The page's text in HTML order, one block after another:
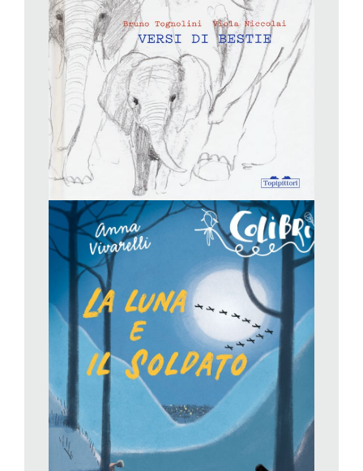
ospitava duemilacinquecento persone, e che per raggiungerlo
bisognava «correre per un bel pezzo di strada», e dopo ancora
lo sfollamento in campagna, scenario in cui si conclude il
primo racconto, «La luna», e si apre il secondo, «Il soldato».
Qui il protagonista è Gabriele, che scopre nel bosco un soldato
disertore tedesco e coraggiosamente decide di non fare finta di
niente. La scelta di Gabriele sarà la «più tortuosa» e se la
assumerà responsabilmente, perfetta metafora di quella legna
che si carica sulle spalle. Ma solo così egli potrà dire di avere
fatto «la propria parte».
Bruno Tognolini – Viola Niccolai,Versi di bestie
Topipittori (Per tutti)
Non ci sarebbero parole per descrivere questo libro splendido.
Anzi non ci sono, perché questo è un libro non da descrivere,
e neanche propriamente da leggere. Questo è un libro da
ascoltare. Come un concerto, sacro e solenne (ma anche
caldo, leggero, allegro e commovente) di voci animali. Ma non
voci impostate e arroganti di noi animali umani: queste che la
sapienza poetica di Tognolini fa sgorgare dalle pagine sono
voci primordiali di animali non umani. Versi di bestie, appunto.
Versi nel senso di suoni e versi nel senso di ritmi. Versi poetici
che una metrica precisa tiene insieme, diversa ogni volta:
decasillabi e endecasillabi in marcia, con i «cuori giganti» e i
«piedi pesanti» degli elefanti: «marciano insieme, corrono in